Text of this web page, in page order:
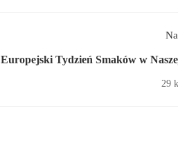
Europejski Tydzień Smaków w
29